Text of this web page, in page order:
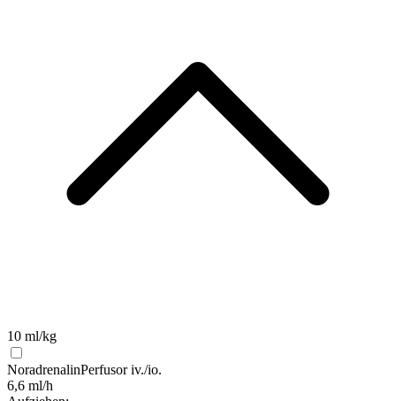
10 ml/kg
NoradrenalinPerfusor iv./io.
6,6 ml/h